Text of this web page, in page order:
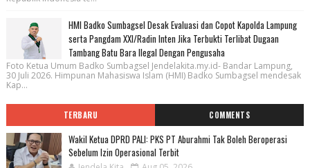
HMI Badko Sumbagsel Desak Evaluasi dan Copot Kapolda Lampung
serta Pangdam XXI/Radin Inten Jika Terbukti Terlibat Dugaan
Tambang Batu Bara Ilegal Dengan Pengusaha
Foto Ketua Umum Badko Sumbagsel Jendelakita.my.id- Bandar Lampung,
30 Juli 2026. Himpunan Mahasiswa Islam (HMI) Badko Sumbagsel mendesak
Kap...
TERBARU COMMENTS
Wakil Ketua DPRD PALI: PKS PT Aburahmi Tak Boleh Beroperasi
Sebelum Izin Operasional Terbit